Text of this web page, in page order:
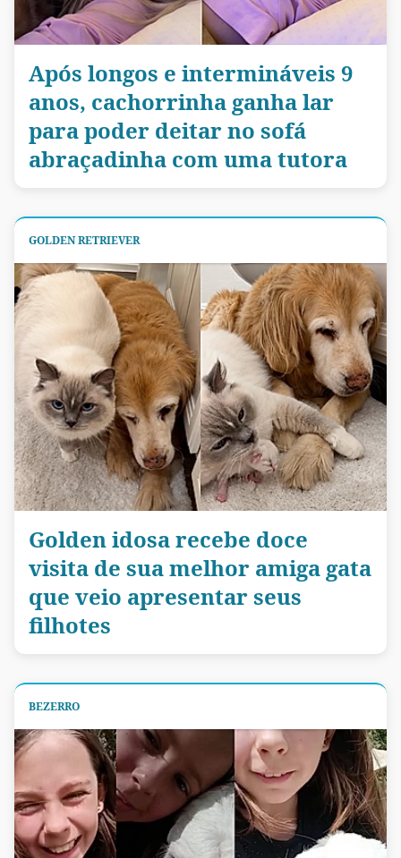
Após longos e intermináveis 9
anos, cachorrinha ganha lar
para poder deitar no sofá
abraçadinha com uma tutora
GOLDEN RETRIEVER
Golden idosa recebe doce
visita de sua melhor amiga gata
que veio apresentar seus
filhotes
BEZERRO